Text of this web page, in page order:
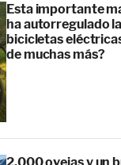
Esta importante
ha autorregulado
bicicletas
de muchas más?